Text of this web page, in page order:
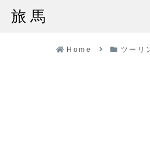
旅馬
Home ツーリ